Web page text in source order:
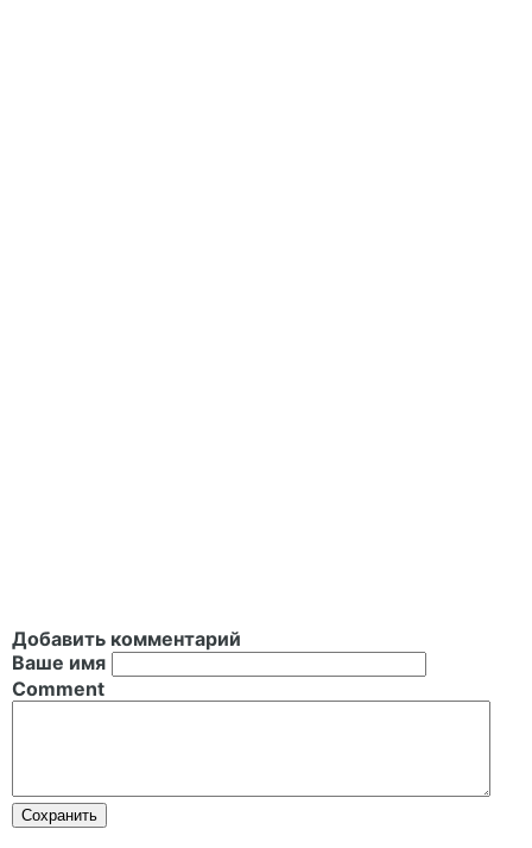
Добавить комментарий
Ваше имя
Comment